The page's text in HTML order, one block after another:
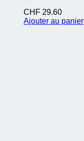
CHF 29.60
Ajouter au panier